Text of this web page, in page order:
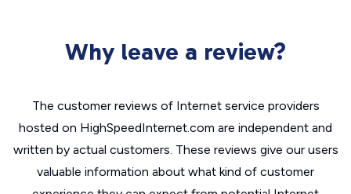
Why leave a review?
The customer reviews of Internet service providers
hosted on HighSpeedInternet.com are independent and
written by actual customers. These reviews give our users
valuable information about what kind of customer